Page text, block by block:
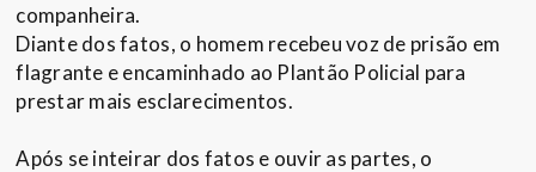
companheira.
Diante dos fatos, o homem recebeu voz de prisão em
flagrante e encaminhado ao Plantão Policial para
prestar mais esclarecimentos.
Após se inteirar dos fatos e ouvir as partes, o